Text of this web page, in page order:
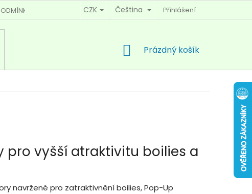
OCHRANY OSOBNÍCH ÚDAJŮ KONTAKTY
CZK Čeština Přihlášení
NÁKUPNÍ
Prázdný košík
pro vyšší atraktivitu boilies a
navržené pro zatraktivnění boilies, Pop-Up